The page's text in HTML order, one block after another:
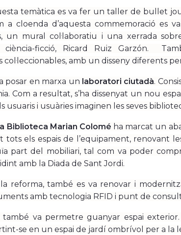
temàtica es va fer un taller de bullet
a cloenda d’aquesta commemoració es
un mural col·laboratiu i una xerrada
ciència-ficció, Ricard Ruiz Garzón.
amb un disseny diferents
posar en marxa un laboratori ciutadà.
Com a resultat, s’ha dissenyat un nou
usuaris i usuàries imaginen les seves
Biblioteca Marian Colomé ha marcat un
tots els espais de l’equipament, renovant
part del mobiliari, tal com va poder
amb la Diada de Sant Jordi.
reforma, també es va renovar i
amb tecnologia RFID i punt de
també va permetre guanyar espai exterior.
se en un espai de jardí ombrívol per a la